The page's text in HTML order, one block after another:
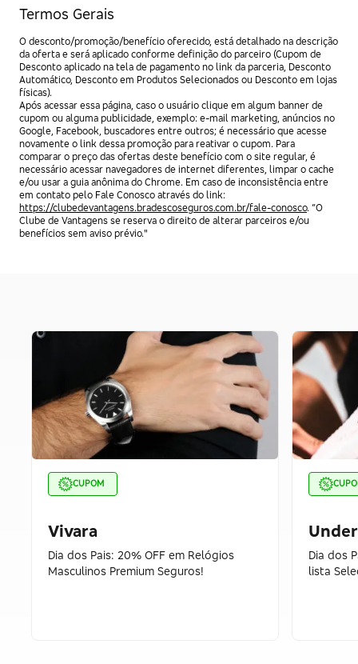
Termos Gerais
O desconto/promoção/benefício oferecido, está detalhado na descrição
da oferta e será aplicado conforme definição do parceiro (Cupom de
Desconto aplicado na tela de pagamento no link da parceria, Desconto
Automático, Desconto em Produtos Selecionados ou Desconto em lojas
físicas).
Após acessar essa página, caso o usuário clique em algum banner de
cupom ou alguma publicidade, exemplo: e-mail marketing, anúncios no
Google, Facebook, buscadores entre outros; é necessário que acesse
novamente o link dessa promoção para reativar o cupom. Para
comparar o preço das ofertas deste benefício com o site regular, é
necessário acessar navegadores de internet diferentes, limpar o cache
e/ou usar a guia anônima do Chrome. Em caso de inconsistência entre
em contato pelo Fale Conosco através do link:
https://clubedevantagens.bradescoseguros.com.br/fale-conosco. “O
Clube de Vantagens se reserva o direito de alterar parceiros e/ou
benefícios sem aviso prévio."
CUPOM
Vivara
Dia dos Pais: 20% OFF em Relógios
Masculinos Premium Seguros!
Dia dos
lista